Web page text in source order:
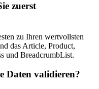
zuerst
zu Ihren wertvollsten
das Article, Product,
und BreadcrumbList.
Daten validieren?